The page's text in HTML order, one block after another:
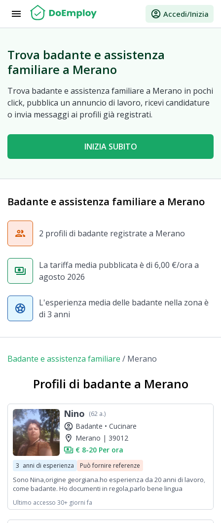
menu account_circle Accedi/Inizia
Trova badante e assistenza
familiare a Merano
Trova badante e assistenza familiare a Merano in pochi
click, pubblica un annuncio di lavoro, ricevi candidature
o invia messaggi ai profili già registrati.
INIZIA SUBITO
Badante e assistenza familiare a Merano
group 2 profili di badante registrate a Merano
payments
La tariffa media pubblicata è di 6,00 €/ora a
agosto 2026
stars
L'esperienza media delle badante nella zona è
di 3 anni
Badante e assistenza familiare / Merano
Profili di badante a Merano
Nino (62 a.)
account_circle Badante • Cucinare
location_on Merano | 39012
payments € 8-20 Per ora
3 anni di esperienza Può fornire referenze
Sono Nina,origine georgiana.ho esperienza da 20 anni di lavoro,
come badante. Ho documenti in regola,parlo bene lingua
Ultimo accesso 30+ giorni fa